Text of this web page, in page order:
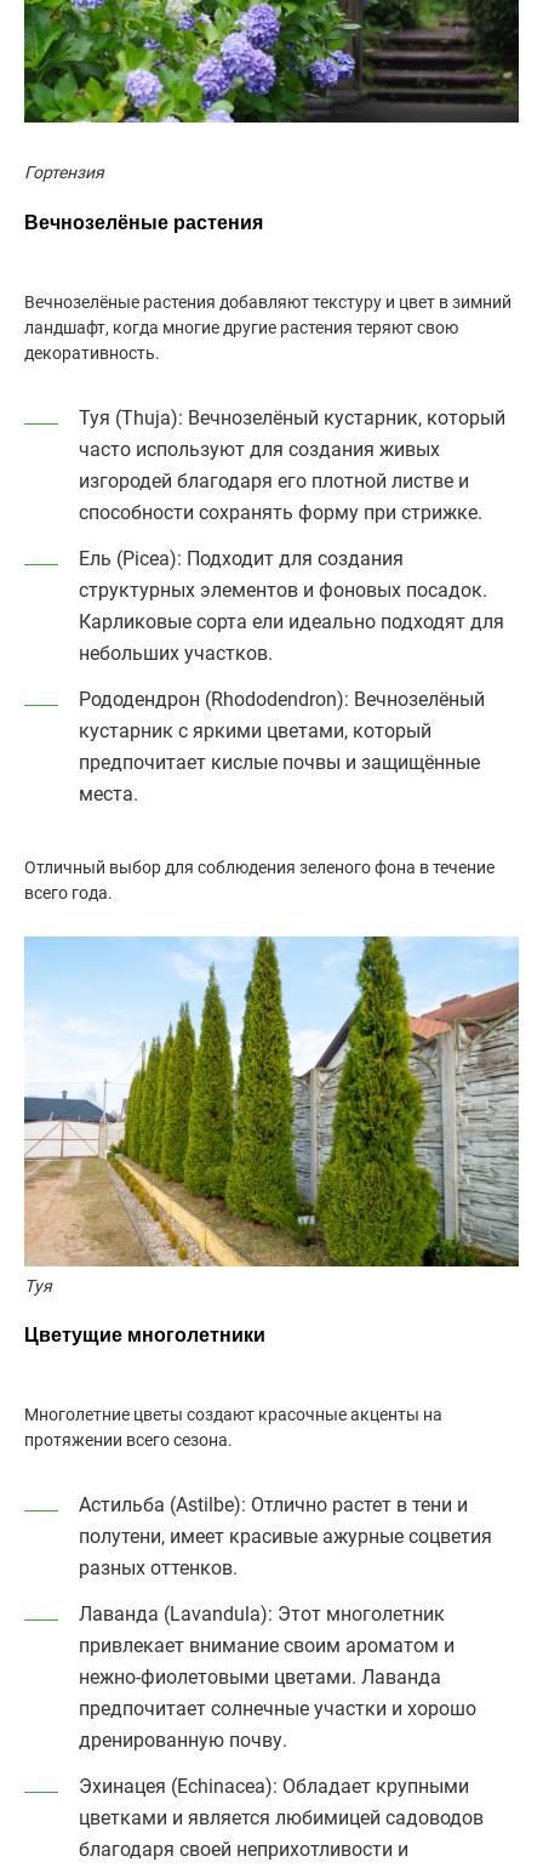
Гортензия
Вечнозелёные растения
Вечнозелёные растения добавляют текстуру и цвет в зимний
ландшафт, когда многие другие растения теряют свою
декоративность.
Туя (Thuja): Вечнозелёный кустарник, который
часто используют для создания живых
изгородей благодаря его плотной листве и
способности сохранять форму при стрижке.
Ель (Picea): Подходит для создания
структурных элементов и фоновых посадок.
Карликовые сорта ели идеально подходят для
небольших участков.
Рододендрон (Rhododendron): Вечнозелёный
кустарник с яркими цветами, который
предпочитает кислые почвы и защищённые
места.
Отличный выбор для соблюдения зеленого фона в течение
всего года.
Туя
Цветущие многолетники
Многолетние цветы создают красочные акценты на
протяжении всего сезона.
Астильба (Astilbe): Отлично растет в тени и
полутени, имеет красивые ажурные соцветия
разных оттенков.
Лаванда (Lavandula): Этот многолетник
привлекает внимание своим ароматом и
нежно-фиолетовыми цветами. Лаванда
предпочитает солнечные участки и хорошо
дренированную почву.
Эхинацея (Echinacea): Обладает крупными
цветками и является любимицей садоводов
благодаря своей неприхотливости и